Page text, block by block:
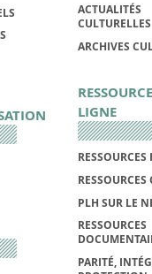
ACTUALITÉS
CULTURELLES
ARCHIVES
LIGNE
RESSOURCES
PLH SUR LE
RESSOURCES
PARITÉ,